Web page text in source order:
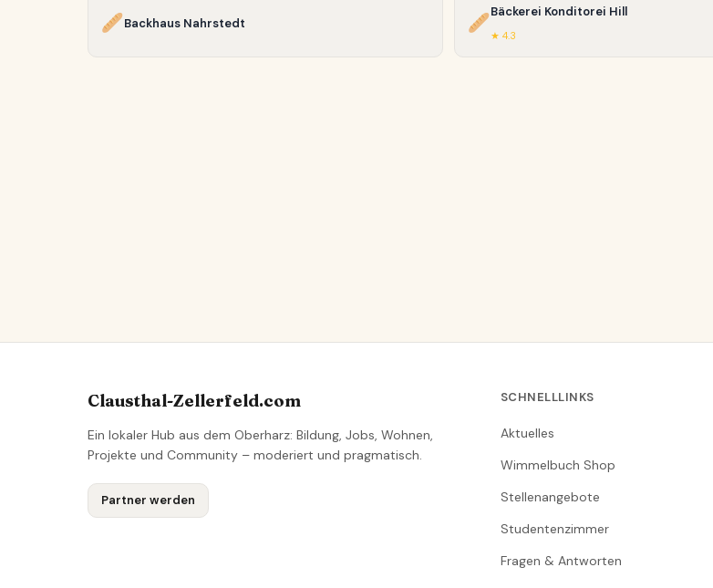
Backhaus Nahrstedt
Bäckerei Konditorei Hill
★ 4.3
Clausthal-Zellerfeld.com
Ein lokaler Hub aus dem Oberharz: Bildung, Jobs, Wohnen,
Projekte und Community – moderiert und pragmatisch.
Partner werden
SCHNELLLINKS
Aktuelles
Wimmelbuch Shop
Stellenangebote
Studentenzimmer
Fragen & Antworten